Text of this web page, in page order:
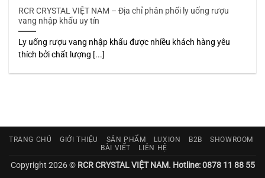
RCR CRYSTAL VIỆT NAM – Địa chỉ phân phối ly uống rượu
vang nhập khẩu uy tín
Ly uống rượu vang nhập khẩu được nhiều khách hàng yêu
thích bởi chất lượng [...]
TRANG CHỦ GIỚI THIỆU SẢN PHẨM LUXION B2B
SHOWROOM
BÀI VIẾT
LIÊN HỆ
Copyright 2026 © RCR CRYSTAL VIỆT NAM. Hotline: 0878 11 88 55